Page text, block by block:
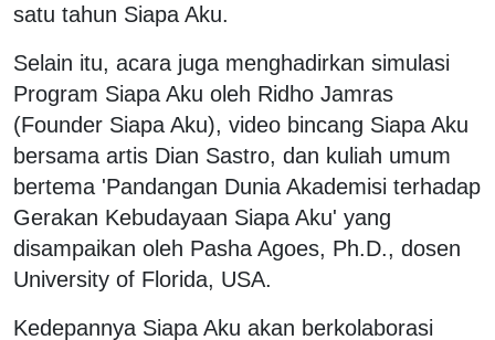
satu tahun Siapa Aku.
Selain itu, acara juga menghadirkan simulasi
Program Siapa Aku oleh Ridho Jamras
(Founder Siapa Aku), video bincang Siapa Aku
bersama artis Dian Sastro, dan kuliah umum
bertema 'Pandangan Dunia Akademisi terhadap
Gerakan Kebudayaan Siapa Aku' yang
disampaikan oleh Pasha Agoes, Ph.D., dosen
University of Florida, USA.
Kedepannya Siapa Aku akan berkolaborasi